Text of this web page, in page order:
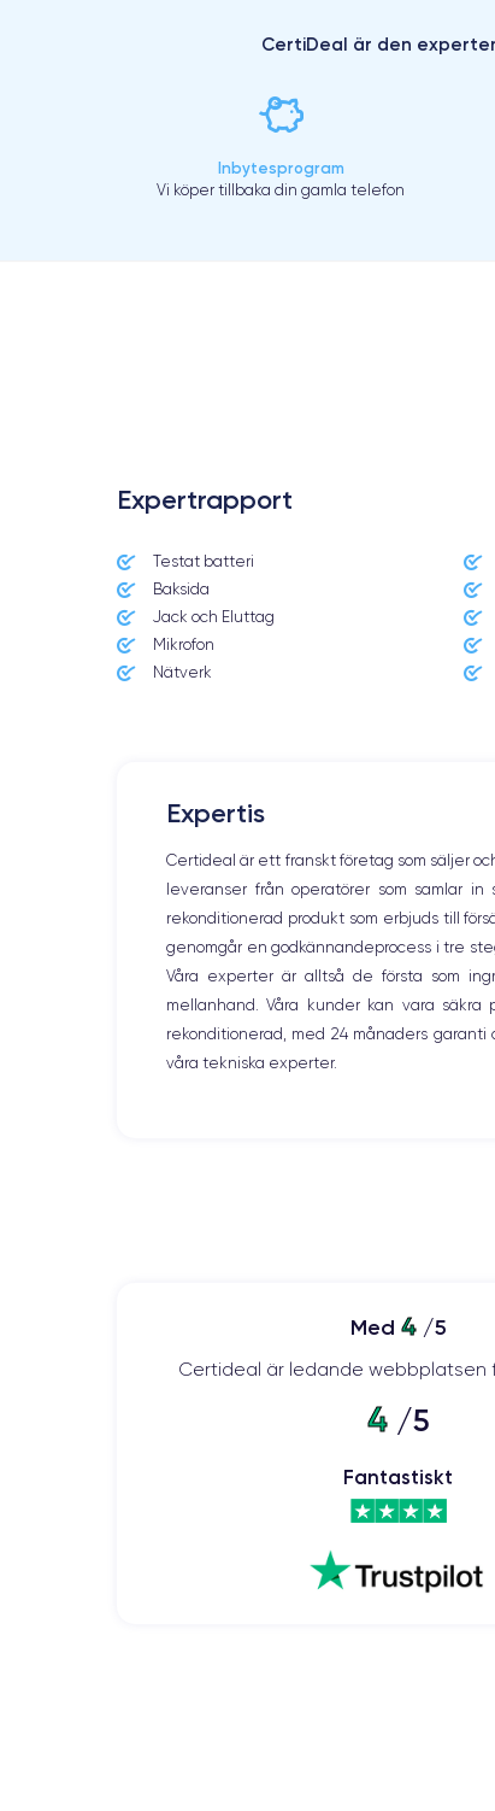
CertiDeal är den
Inbytesprogram
Vi köper tillbaka din gamla telefon
Expertrapport
Testat batteri
Baksida
Jack och Eluttag
Mikrofon
Nätverk
Expertis
Certideal är ett franskt företag som säljer
leveranser från operatörer som samlar
rekonditionerad produkt som erbjuds till
genomgår en godkännandeprocess i tre
Våra experter är alltså de första som
mellanhand. Våra kunder kan vara
rekonditionerad, med 24 månaders
våra tekniska experter.
Med 4/5
Certideal är ledande webbplatsen
4/5
Fantastiskt